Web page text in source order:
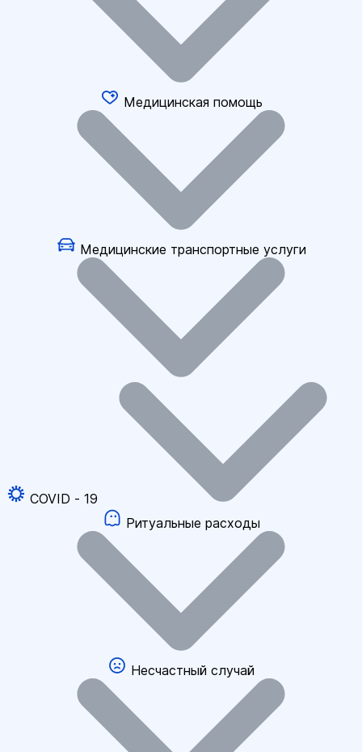
Медицинская помощь
Медицинские транспортные услуги
COVID - 19
Ритуальные расходы
Несчастный случай